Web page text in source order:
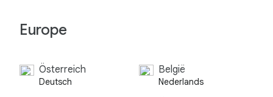
Europe
Österreich
Deutsch
België
Nederlands